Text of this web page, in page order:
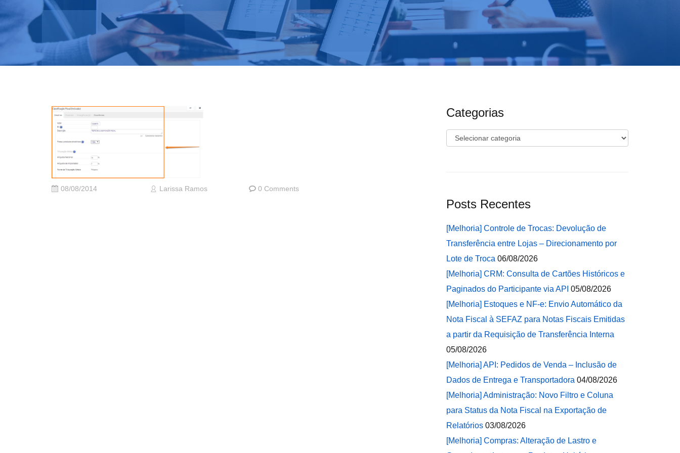
08/08/2014 Larissa Ramos 0 Comments
Categorias
Categorias
Posts Recentes
[Melhoria] Controle de Trocas: Devolução de
Transferência entre Lojas – Direcionamento por
Lote de Troca 06/08/2026
[Melhoria] CRM: Consulta de Cartões Históricos e
Paginados do Participante via API 05/08/2026
[Melhoria] Estoques e NF-e: Envio Automático da
Nota Fiscal à SEFAZ para Notas Fiscais Emitidas
a partir da Requisição de Transferência Interna
05/08/2026
[Melhoria] API: Pedidos de Venda – Inclusão de
Dados de Entrega e Transportadora 04/08/2026
[Melhoria] Administração: Novo Filtro e Coluna
para Status da Nota Fiscal na Exportação de
Relatórios 03/08/2026
[Melhoria] Compras: Alteração de Lastro e